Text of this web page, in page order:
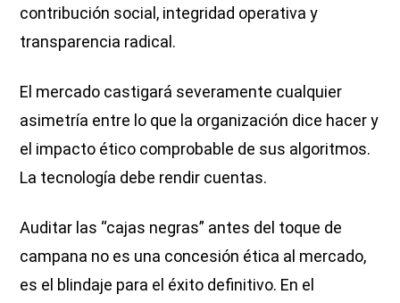
contribución social, integridad operativa y
transparencia radical.
El mercado castigará severamente cualquier
asimetría entre lo que la organización dice hacer y
el impacto ético comprobable de sus algoritmos.
La tecnología debe rendir cuentas.
Auditar las “cajas negras” antes del toque de
campana no es una concesión ética al mercado,
es el blindaje para el éxito definitivo. En el